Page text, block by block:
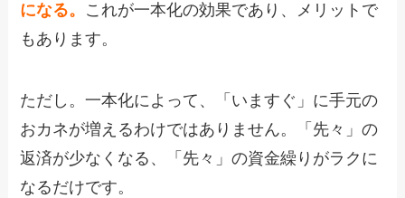
になる。 これが一本化の効果であり、メリットで
もあります。
ただし。一本化によって、「いますぐ」に手元の
おカネが増えるわけではありません。「先々」の
返済が少なくなる、「先々」の資金繰りがラクに
なるだけです。